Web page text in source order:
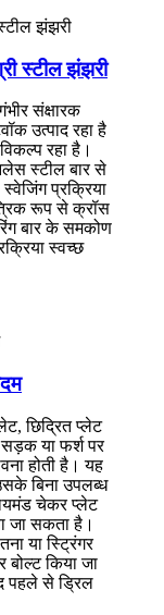
स्टील झंझरी
संक्षारक
उत्पाद रहा है
रहा है।
स्टील बार से
प्रक्रिया
रूप से क्रॉस
बार के समकोण
स्वच्छ
छिद्रित प्लेट
या फर्श पर
होती है। यह
बिना उपलब्ध
चेकर प्लेट
जा सकता है।
या स्ट्रिंगर
बोल्ट किया जा
पहले से ड्रिल